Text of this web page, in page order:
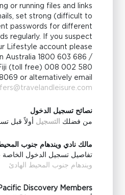
or running files and links
set strong (difficult to
passwords for different
regularly. If you suspect
Lifestyle account please
Australia 1800 603 686 /
(toll free) 008 002 580
or alternatively email
نصائح تسجيل الدخول
من فضلك
التسجيل أولاً قبل
مالك نادي ويندهام جنوب
تفاصيل تسجيل الدخول
ويندهام جنوب المحيط الهادئ
Discovery Members